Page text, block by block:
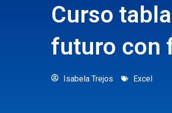
Curso
futuro con
Isabela Trejos Excel